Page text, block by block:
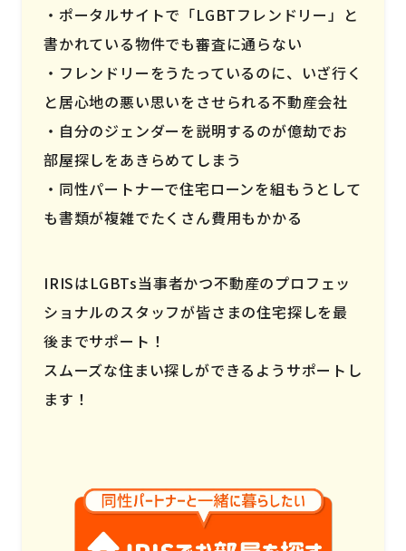
ポータルサイトで「LGBTフレンドリー」と
書かれている物件でも審査に通らない
フレンドリーをうたっているのに、いざ行く
と居心地の悪い思いをさせられる不動産会社
自分のジェンダーを説明するのが億劫でお
部屋探しをあきらめてしまう
同性パートナーで住宅ローンを組もうとして
も書類が複雑でたくさん費用もかかる
IRISはLGBTs当事者かつ不動産のプロフェッ
ショナルのスタッフが皆さまの住宅探しを最
後までサポート！
スムーズな住まい探しができるようサポートし
ます！